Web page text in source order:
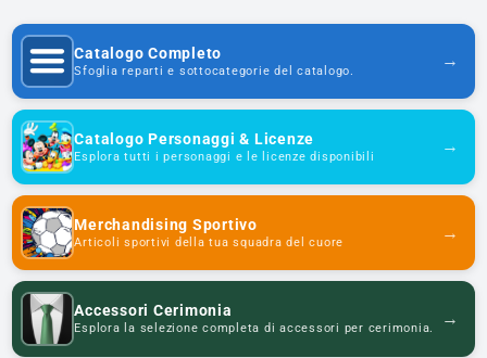
Catalogo Completo
Sfoglia reparti e sottocategorie del catalogo. →
Catalogo Personaggi & Licenze
Esplora tutti i personaggi e le licenze disponibili →
Merchandising Sportivo
Articoli sportivi della tua squadra del cuore →
Accessori Cerimonia
Esplora la selezione completa di accessori per cerimonia. →